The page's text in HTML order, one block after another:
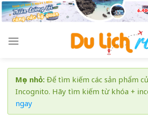
Skip
to
Mẹo nhỏ: Để tìm kiếm các sản phẩm
Incognito. Hãy tìm kiếm từ khóa +
ngay